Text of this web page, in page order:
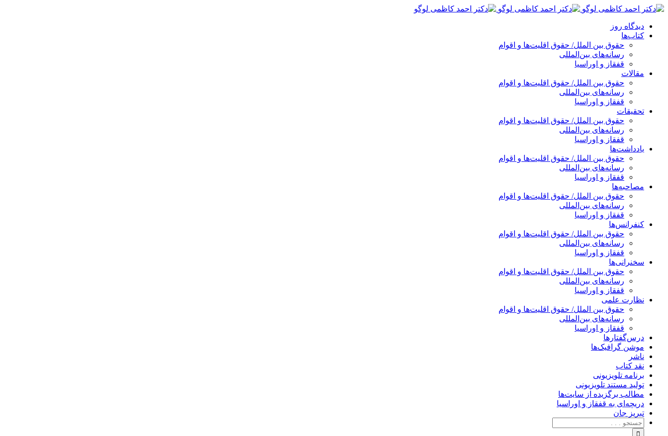
پرش
محتوا
دیدگاه روز
کتاب‌ها
حقوق بین الملل/ حقوق اقلیت‌ها و اقوام
رسانه‌های بین‌المللی
قفقاز و اوراسیا
مقالات
حقوق بین الملل/ حقوق اقلیت‌ها و اقوام
رسانه‌های بین‌المللی
قفقاز و اوراسیا
تحقیقات
حقوق بین الملل/ حقوق اقلیت‌ها و اقوام
رسانه‌های بین‌المللی
قفقاز و اوراسیا
یادداشت‌ها
حقوق بین الملل/ حقوق اقلیت‌ها و اقوام
رسانه‌های بین‌المللی
قفقاز و اوراسیا
مصاحبه‌ها
حقوق بین الملل/ حقوق اقلیت‌ها و اقوام
رسانه‌های بین‌المللی
قفقاز و اوراسیا
کنفرانس‌ها
حقوق بین الملل/ حقوق اقلیت‌ها و اقوام
رسانه‌های بین‌المللی
قفقاز و اوراسیا
سخنرانی‌ها
حقوق بین الملل/ حقوق اقلیت‌ها و اقوام
رسانه‌های بین‌المللی
قفقاز و اوراسیا
نظارت علمی
حقوق بین الملل/ حقوق اقلیت‌ها و اقوام
رسانه‌های بین‌المللی
قفقاز و اوراسیا
درس‌گفتارها
موشن گرافیک‌ها
ناشر
نقد کتاب
برنامه‌ تلویزیونی
تولید مستند تلویزیونی
مطالب برگزیده از سایت‌ها
دریچه‌ای به قفقاز و اوراسیا
تبریزِ جان
جستجو
برای: